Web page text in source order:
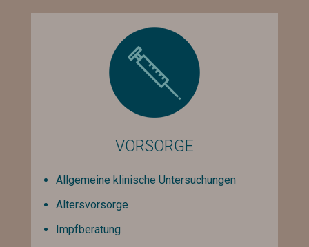
VORSORGE
Allgemeine klinische Untersuchungen
Altersvorsorge
Impfberatung